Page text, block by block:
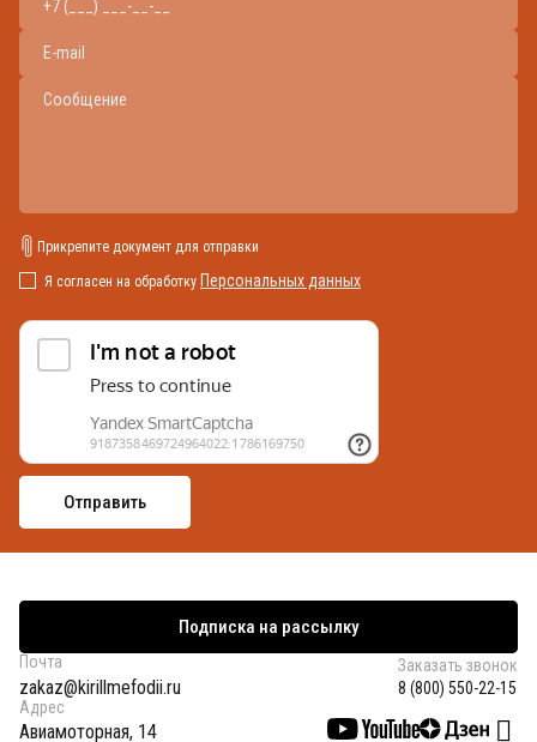
Прикрепите документ для отправки
Я согласен на обработку Персональных данных
Подписка на рассылку
Почта
zakaz@kirillmefodii.ru
Заказать звонок
8 (800) 550-22-15
Адрес
Авиамоторная, 14